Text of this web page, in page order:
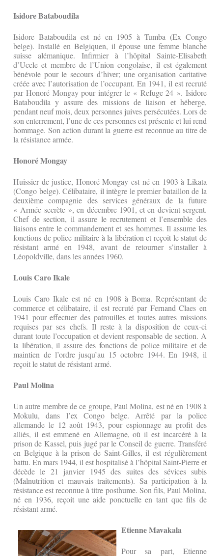
Isidore Bataboudila
Isidore Bataboudila est né en 1905 à Tumba (Ex Congo
belge). Installé en Belgiquen, il épouse une femme blanche
suisse alémanique. Infirmier à l’hôpital Sainte-Elisabeth
d’Uccle et membre de l’Union congolaise, il est également
bénévole pour le secours d’hiver; une organisation caritative
créée avec l’autorisation de l’occupant. En 1941, il est recruté
par Honoré Mongay pour intégrer le « Refuge 24 ». Isidore
Bataboudila y assure des missions de liaison et héberge,
pendant neuf mois, deux personnes juives persécutées. Lors de
son enterrement, l’une de ces personnes est présente et lui rend
hommage. Son action durant la guerre est reconnue au titre de
la résistance armée.
Honoré Mongay
Huissier de justice, Honoré Mongay est né en 1903 à Likata
(Congo belge). Célibataire, il intègre le premier bataillon de la
deuxième compagnie des services généraux de la future
« Armée secrète », en décembre 1901, et en devient sergent.
Chef de section, il assure le recrutement et l’ensemble des
liaisons entre le commandement et ses hommes. Il assume les
fonctions de police militaire à la libération et reçoit le statut de
résistant armé en 1948, avant de retourner s’installer à
Léopoldville, dans les années 1960.
Louis Caro Ikale
Louis Caro Ikale est né en 1908 à Boma. Représentant de
commerce et célibataire, il est recruté par Fernand Claes en
1941 pour effectuer des patrouilles et toutes autres missions
requises par ses chefs. Il reste à la disposition de ceux-ci
durant toute l’occupation et devient responsable de section. A
la libération, il assure des fonctions de police militaire et de
maintien de l’ordre jusqu’au 15 octobre 1944. En 1948, il
reçoit le statut de résistant armé.
Paul Molina
Un autre membre de ce groupe, Paul Molina, est né en 1908 à
Mokulu, dans l’ex Congo belge. Arrêté par la police
allemande le 12 août 1943, pour espionnage au profit des
alliés, il est emmené en Allemagne, où il est incarcéré à la
prison de Kassel, puis jugé par le Conseil de guerre. Transféré
en Belgique à la prison de Saint-Gilles, il est régulièrement
battu. En mars 1944, il est hospitalisé à l’hôpital Saint-Pierre et
décède le 21 janvier 1945 des suites des sévices subis
(Malnutrition et mauvais traitements). Sa participation à la
résistance est reconnue à titre posthume. Son fils, Paul Molina,
né en 1936, reçoit une aide ponctuelle en tant que fils de
résistant armé.
Etienne Mavakala
Pour sa part, Etienne